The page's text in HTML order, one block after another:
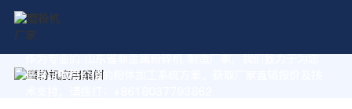
作为专业的 山东省非金属粉碎机 制造厂家，我们致力于为您
量身定制高价值的粉体加工系统方案。获取厂家直销报价及技